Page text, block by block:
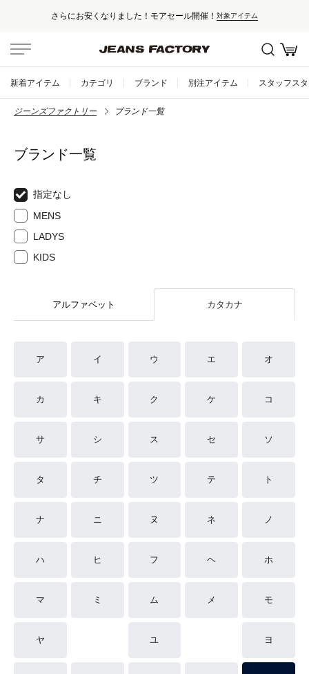
さらにお安くなりました！モアセール開催！ 対象アイテム
新着アイテム カテゴリ ブランド 別注アイテム スタッフス
ジーンズファクトリー ブランド一覧
ブランド一覧
指定なし
MENS
LADYS
KIDS
アルファベット カタカナ
ア イ ウ エ オ
カ キ ク ケ コ
サ シ ス セ ソ
タ チ ツ テ ト
ナ ニ ヌ ネ ノ
ハ ヒ フ ヘ ホ
マ ミ ム メ モ
ヤ ユ ヨ